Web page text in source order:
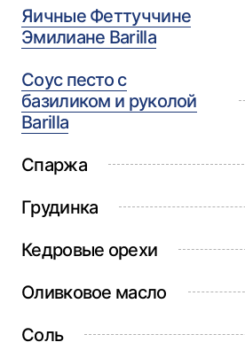
Яичные Феттуччине
Эмилиане Barilla
Соус песто с
базиликом и руколой
Barilla
Спаржа
Грудинка
Кедровые орехи
Оливковое масло
Соль